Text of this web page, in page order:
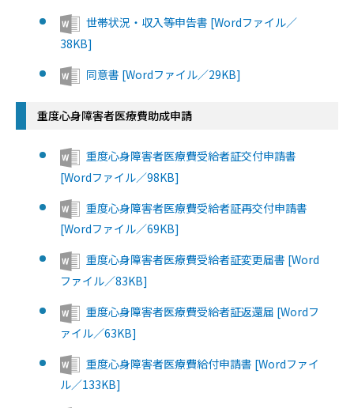
世帯状況・収入等申告書 [Wordファイル／
38KB]
同意書 [Wordファイル／29KB]
重度心身障害者医療費助成申請
重度心身障害者医療費受給者証交付申請書
[Wordファイル／98KB]
重度心身障害者医療費受給者証再交付申請書
[Wordファイル／69KB]
重度心身障害者医療費受給者証変更届書 [Word
ファイル／83KB]
重度心身障害者医療費受給者証返還届 [Wordフ
ァイル／63KB]
重度心身障害者医療費給付申請書 [Wordファイ
ル／133KB]